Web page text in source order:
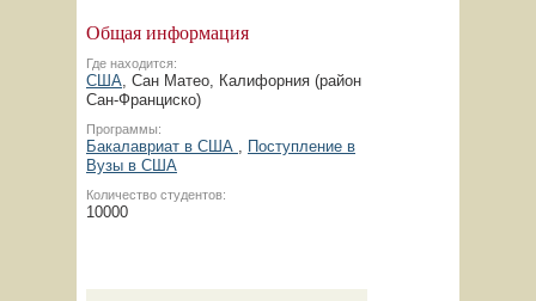
Общая информация
Где находится:
США, Сан Матео, Калифорния (район
Сан-Франциско)
Программы:
Бакалавриат в США , Поступление в
Вузы в США
Количество студентов:
10000